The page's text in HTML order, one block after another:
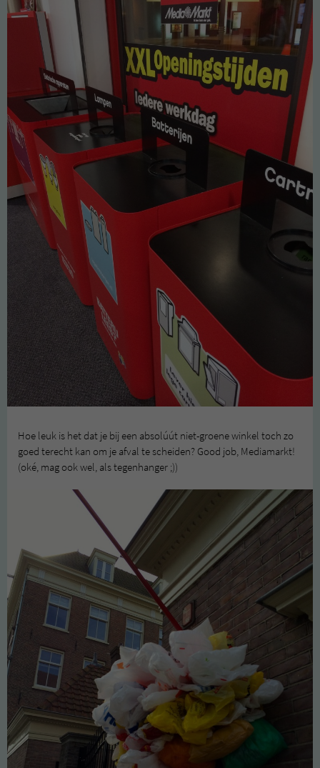
Hoe leuk is het dat je bij een absolúút niet-groene winkel toch zo
goed terecht kan om je afval te scheiden? Good job, Mediamarkt!
(oké, mag ook wel, als tegenhanger ;))